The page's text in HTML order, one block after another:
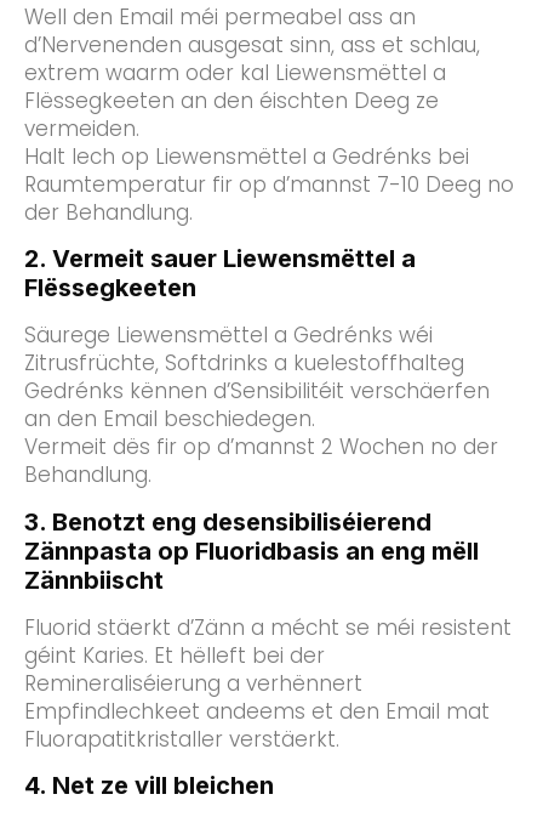
Well den Email méi permeabel ass an
d’Nervenenden ausgesat sinn, ass et schlau,
extrem waarm oder kal Liewensmëttel a
Flëssegkeeten an den éischten Deeg ze
vermeiden.
Halt Iech op Liewensmëttel a Gedrénks bei
Raumtemperatur fir op d’mannst 7-10 Deeg no
der Behandlung.
2. Vermeit sauer Liewensmëttel a
Flëssegkeeten
Säurege Liewensmëttel a Gedrénks wéi
Zitrusfrüchte, Softdrinks a kuelestoffhalteg
Gedrénks kënnen d’Sensibilitéit verschäerfen
an den Email beschiedegen.
Vermeit dës fir op d’mannst 2 Wochen no der
Behandlung.
3. Benotzt eng desensibiliséierend
Zännpasta op Fluoridbasis an eng mëll
Zännbiischt
Fluorid stäerkt d’Zänn a mécht se méi resistent
géint Karies. Et hëlleft bei der
Remineraliséierung a verhënnert
Empfindlechkeet andeems et den Email mat
Fluorapatitkristaller verstäerkt.
4. Net ze vill bleichen